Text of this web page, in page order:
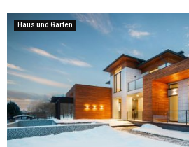
Haus und Garten